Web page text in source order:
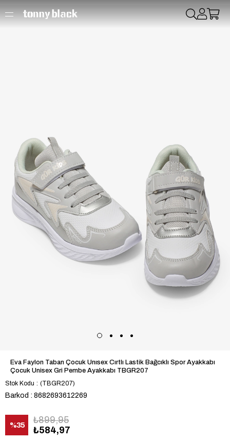
Eva Faylon Taban Çocuk Unısex Cırtlı Lastik Bağcıklı Spor Ayakkabı
Çocuk Unisex Gri Pembe Ayakkabı TBGR207
Stok Kodu
(TBGR207)
Barkod : 8682693612269
%35
₺899,95
₺584,97